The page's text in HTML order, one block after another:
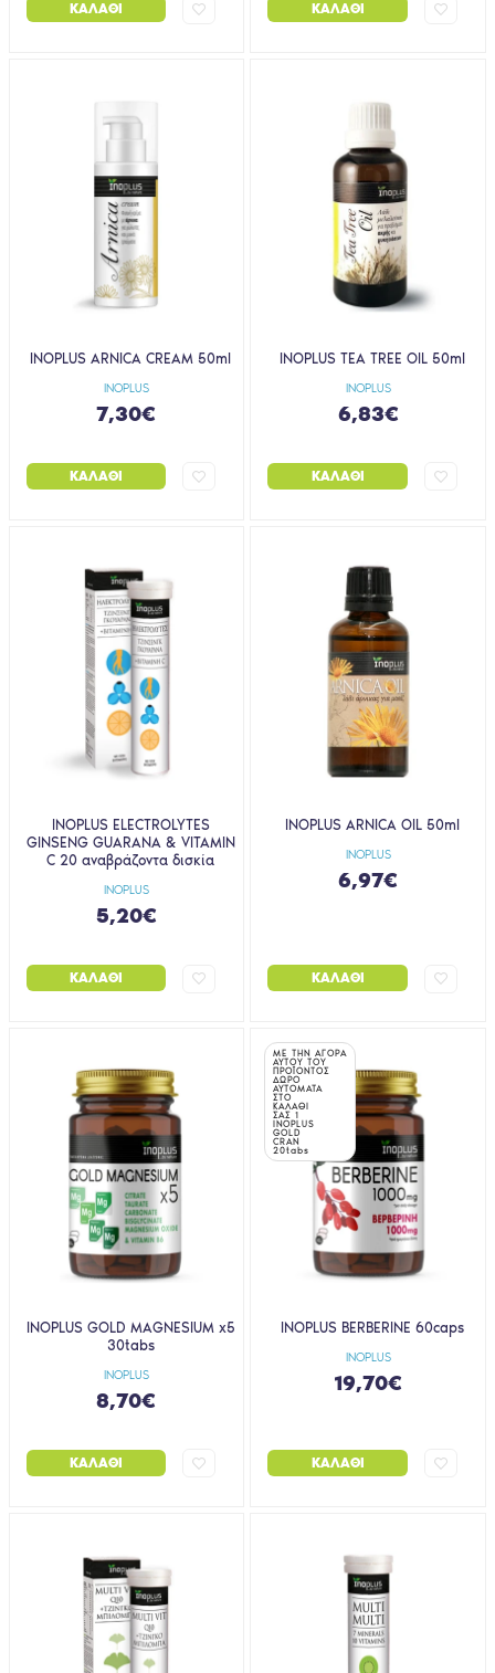
ΚΑΛΆΘΙ ΚΑΛΆΘΙ
INOPLUS
INOPLUS ARNICA CREAM 50ml
7,30€
ΚΑΛΆΘΙ
INOPLUS
INOPLUS TEA TREE OIL 50ml
6,83€
ΚΑΛΆΘΙ
INOPLUS
INOPLUS ELECTROLYTES
GINSENG GUARANA & VITAMIN
C 20 αναβράζοντα δισκία
5,20€
ΚΑΛΆΘΙ
INOPLUS
INOPLUS ARNICA OIL 50ml
6,97€
ΚΑΛΆΘΙ
INOPLUS
INOPLUS GOLD MAGNESIUM x5
30tabs
8,70€
ΚΑΛΆΘΙ
ΜΕ ΤΗΝ ΑΓΟΡΑ
ΑΥΤΟΥ ΤΟΥ
ΠΡΟΪΟΝΤΟΣ
ΔΩΡΟ
ΑΥΤΟΜΑΤΑ
ΣΤΟ
ΚΑΛΑΘΙ
ΣΑΣ 1
INOPLUS
GOLD
CRAN
20tabs
INOPLUS
INOPLUS BERBERINE 60caps
19,70€
ΚΑΛΆΘΙ